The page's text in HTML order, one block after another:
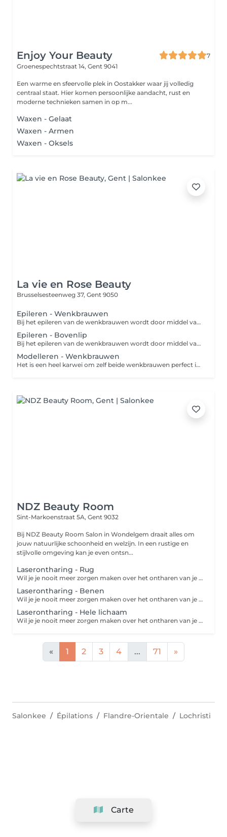
Enjoy Your Beauty
7
Groenespechtstraat 14, Gent 9041
Een warme en sfeervolle plek in Oostakker waar jij volledig
centraal staat. Hier komen persoonlijke aandacht, rust en
moderne technieken samen in op m...
Waxen - Gelaat
Waxen - Armen
Waxen - Oksels
La vie en Rose Beauty
Brusselsesteenweg 37, Gent 9050
Epileren - Wenkbrauwen
Bij het epileren van de wenkbrauwen wordt door middel van een pincet de wenkbrauwen in goede vorm gebracht. Dit geeft je gezicht een open uitstraling en accentueert je ogen.
Epileren - Bovenlip
Bij het epileren van de wenkbrauwen wordt door middel van een pincet de wenkbrauwen in goede vorm gebracht. Dit geeft je gezicht een open uitstraling en accentueert je ogen.
Modelleren - Wenkbrauwen
Het is een heel karwei om zelf beide wenkbrauwen perfect in model te brengen. Kies er daarom voor om ze te laten modelleren bij de specialist. Hierbij worden de overtollige haren rondom de wenkbrauw verwijderd door middel van harsen, threaden of epileren en zitten je wenkbrauwen weer perfect in model.
NDZ Beauty Room
Sint-Markoenstraat 5A, Gent 9032
Bij NDZ Beauty Room Salon in Wondelgem draait alles om
jouw natuurlijke schoonheid en welzijn. In een rustige en
stijlvolle omgeving kan je even ontsn...
Laserontharing - Rug
Wil je je nooit meer zorgen maken over het ontharen van je benen, oksels, bikinilijn, etc.? Dan is laserontharen de oplossing! Laseren is een ontharingsmethode waarbij de haren definitief worden verwijderd. Tijdens een laserbehandeling wordt er een zeer krachtige lichtstraal uitgezonden waardoor de haarzakjes vernietigd worden. De haarzakjes zijn vernietigd na 6 tot 10 laserbehandelingen. Het resultaat is een definitieve zijdezachte huid!
Laserontharing - Benen
Wil je je nooit meer zorgen maken over het ontharen van je benen, oksels, bikinilijn, etc.? Dan is laserontharen de oplossing! Laseren is een ontharingsmethode waarbij de haren definitief worden verwijderd. Tijdens een laserbehandeling wordt er een zeer krachtige lichtstraal uitgezonden waardoor de haarzakjes vernietigd worden. De haarzakjes zijn vernietigd na 6 tot 10 laserbehandelingen. Het resultaat is een definitieve zijdezachte huid!
Laserontharing - Hele lichaam
Wil je je nooit meer zorgen maken over het ontharen van je benen, oksels, bikinilijn, etc.? Dan is laserontharen de oplossing! Laseren is een ontharingsmethode waarbij de haren definitief worden verwijderd. Tijdens een laserbehandeling wordt er een zeer krachtige lichtstraal uitgezonden waardoor de haarzakjes vernietigd worden. De haarzakjes zijn vernietigd na 6 tot 10 laserbehandelingen. Het resultaat is een definitieve zijdezachte huid!
« 1 2 3 4 ... 71 »
Carte
Salonkee Épilations Flandre-Orientale Lochristi